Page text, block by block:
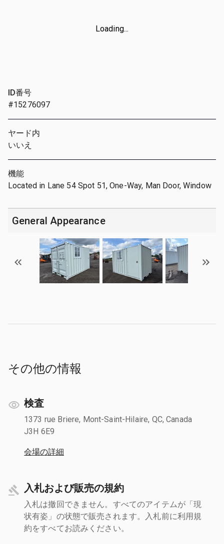
Loading...
ID番号
#15276097
ヤード内
いいえ
機能
Located in Lane 54 Spot 51, One-Way, Man Door, Window
General Appearance
その他の情報
検査
1373 rue Briere, Mont-Saint-Hilaire, QC, Canada
J3H 6E9
会場の詳細
入札および販売の規約
入札は撤回できません。すべてのアイテムが「現
状有姿」の状態で販売されます。入札前に利用規
約をすべてお読みください。